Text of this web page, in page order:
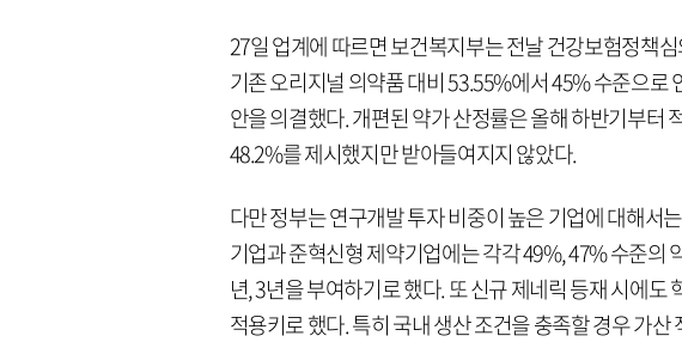
27일 업계에 따르면 보건복지부는 전날 건강보험정책
기존 오리지널 의약품 대비 53.55%에서 45% 수준으로
안을 의결했다. 개편된 약가 산정률은 올해 하반기부터
48.2%를 제시했지만 받아들여지지 않았다.
다만 정부는 연구개발 투자 비중이 높은 기업에 대해서
기업과 준혁신형 제약기업에는 각각 49%, 47% 수준의
년, 3년을 부여하기로 했다. 또 신규 제네릭 등재 시에
적용키로 했다. 특히 국내 생산 조건을 충족할 경우 가